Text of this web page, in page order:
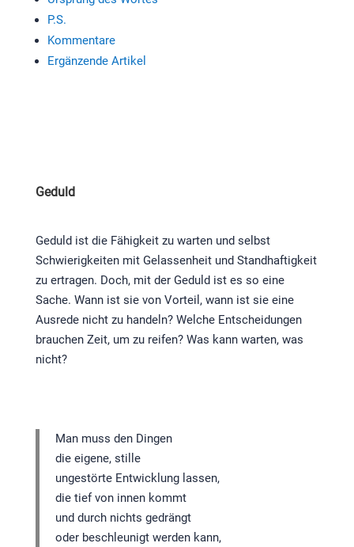
P.S.
Kommentare
Ergänzende Artikel
Geduld
Geduld ist die Fähigkeit zu warten und selbst
Schwierigkeiten mit Gelassenheit und Standhaftigkeit
zu ertragen. Doch, mit der Geduld ist es so eine
Sache. Wann ist sie von Vorteil, wann ist sie eine
Ausrede nicht zu handeln? Welche Entscheidungen
brauchen Zeit, um zu reifen? Was kann warten, was
nicht?
Man muss den Dingen
die eigene, stille
ungestörte Entwicklung lassen,
die tief von innen kommt
und durch nichts gedrängt
oder beschleunigt werden kann,